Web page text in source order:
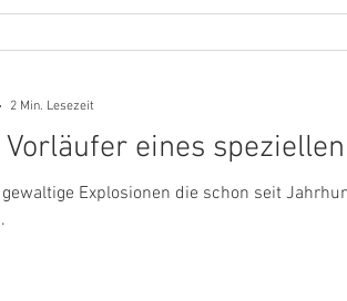
eines
Explosionen die schon seit
2 Min. Lesezeit